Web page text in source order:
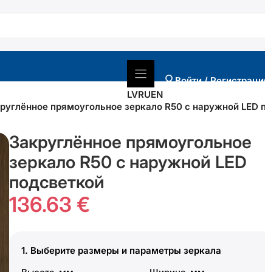
LVRUEN
Войти /
прямоугольное зеркало R50 с наружной LED
Закруглённое прямоугольное
зеркало R50 с наружной LED
подсветкой
136.63 €
1. Выберите размеры и параметры зеркала